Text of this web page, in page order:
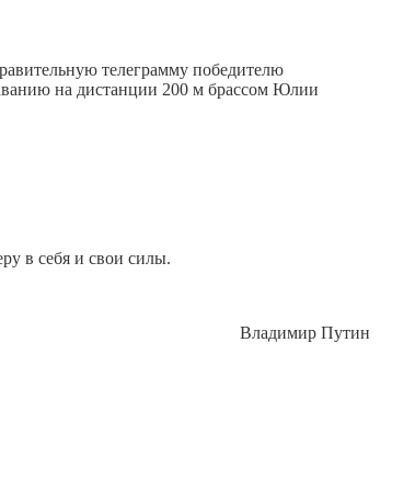
телеграмму победителю
на дистанции 200 м брассом Юлии
в себя и свои силы.
Владимир Путин